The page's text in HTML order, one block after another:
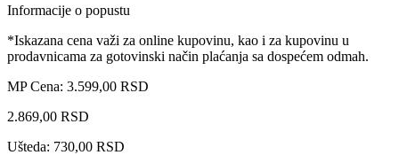
Informacije o popustu
*Iskazana cena važi za online kupovinu, kao i za kupovinu u
prodavnicama za gotovinski način plaćanja sa dospećem odmah.
MP Cena: 3.599,00 RSD
2.869,00 RSD
Ušteda: 730,00 RSD